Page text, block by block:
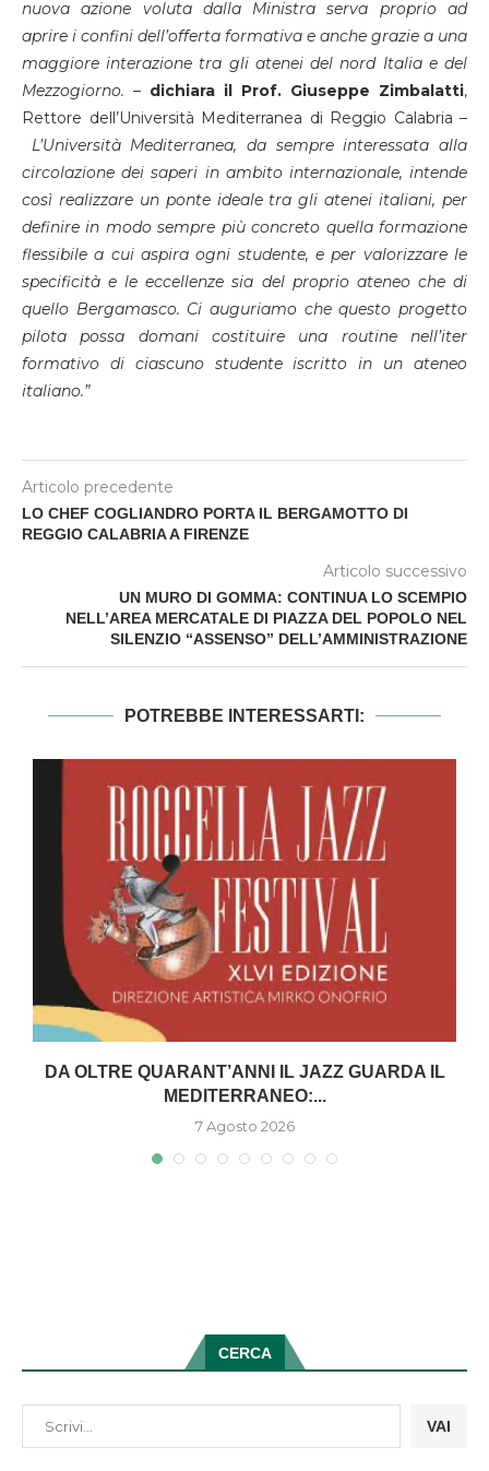
nuova azione voluta dalla Ministra serva proprio ad
aprire i confini dell’offerta formativa e anche grazie a una
maggiore interazione tra gli atenei del nord Italia e del
Mezzogiorno. – dichiara il Prof. Giuseppe Zimbalatti,
Rettore dell’Università Mediterranea di Reggio Calabria –
L’Università Mediterranea, da sempre interessata alla
circolazione dei saperi in ambito internazionale, intende
così realizzare un ponte ideale tra gli atenei italiani, per
definire in modo sempre più concreto quella formazione
flessibile a cui aspira ogni studente, e per valorizzare le
specificità e le eccellenze sia del proprio ateneo che di
quello Bergamasco. Ci auguriamo che questo progetto
pilota possa domani costituire una routine nell’iter
formativo di ciascuno studente iscritto in un ateneo
italiano.”
Articolo precedente
LO CHEF COGLIANDRO PORTA IL BERGAMOTTO DI
REGGIO CALABRIA A FIRENZE
Articolo successivo
UN MURO DI GOMMA: CONTINUA LO SCEMPIO
NELL’AREA MERCATALE DI PIAZZA DEL POPOLO NEL
SILENZIO “ASSENSO” DELL’AMMINISTRAZIONE
POTREBBE INTERESSARTI:
DA OLTRE QUARANT’ANNI IL JAZZ GUARDA IL
MEDITERRANEO:...
7 Agosto 2026
CERCA
VAI